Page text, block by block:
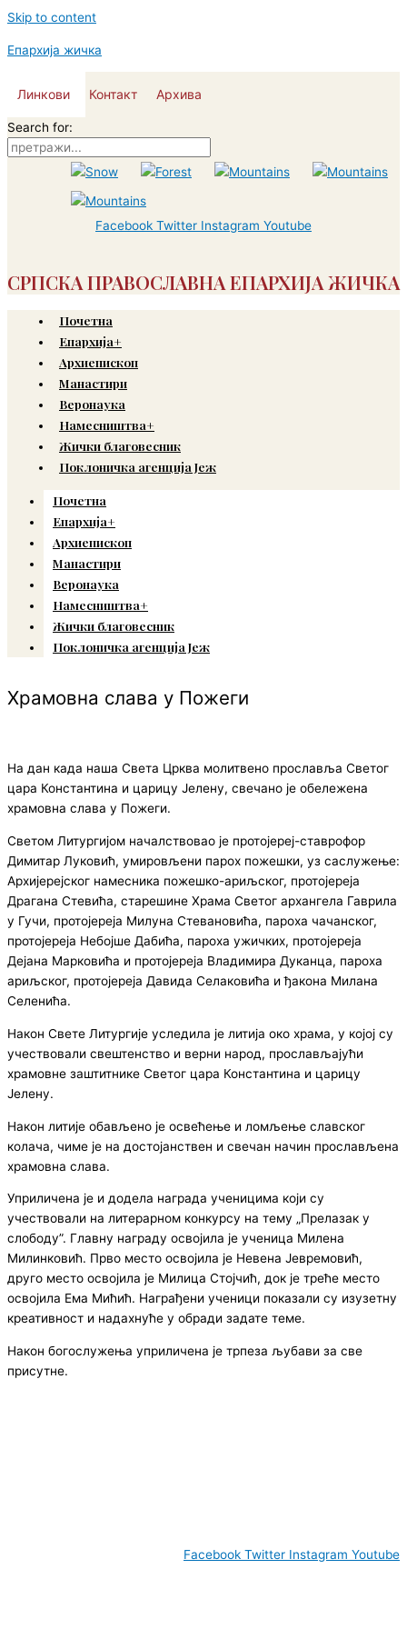
Skip to content
Епархија жичка
Линкови Контакт Архива
Search for:
Facebook Twitter Instagram Youtube
СРПСКА ПРАВОСЛАВНА ЕПАРХИЈА ЖИЧКА
Почетна
Епархија+
Архиепископ
Манастири
Веронаука
Намесништва+
Жички благовесник
Поклоничка агенција Јеж
Почетна
Епархија+
Архиепископ
Манастири
Веронаука
Намесништва+
Жички благовесник
Поклоничка агенција Јеж
Храмовна слава у Пожеги
На дан када наша Света Црква молитвено прославља Светог
цара Константина и царицу Јелену, свечано је обележена
храмовна слава у Пожеги.
Светом Литургијом началствовао је протојереј-ставрофор
Димитар Луковић, умировљени парох пожешки, уз саслужење:
Архијерејског намесника пожешко-ариљског, протојереја
Драгана Стевића, старешине Храма Светог архангела Гаврила
у Гучи, протојереја Милуна Стевановића, пароха чачанског,
протојереја Небојше Дабића, пароха ужичких, протојереја
Дејана Марковића и протојереја Владимира Дуканца, пароха
ариљског, протојереја Давида Селаковића и ђакона Милана
Селенића.
Након Свете Литургије уследила је литија око храма, у којој су
учествовали свештенство и верни народ, прослављајући
храмовне заштитнике Светог цара Константина и царицу
Јелену.
Након литије обављено је освећење и ломљење славског
колача, чиме је на достојанствен и свечан начин прослављена
храмовна слава.
Уприличена је и додела награда ученицима који су
учествовали на литерарном конкурсу на тему „Прелазак у
слободу”. Главну награду освојила је ученица Милена
Милинковић. Прво место освојила је Невена Јевремовић,
друго место освојила је Милица Стојчић, док је треће место
освојила Ема Мићић. Награђени ученици показали су изузетну
креативност и надахнуће у обради задате теме.
Након богослужења уприличена је трпеза љубави за све
присутне.
Facebook Twitter Instagram Youtube